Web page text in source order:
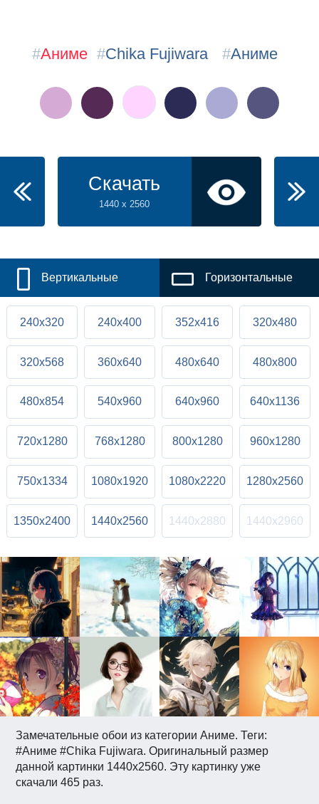
Замечательные обои из категории Аниме. Теги:
#Аниме #Chika Fujiwara. Оригинальный размер
данной картинки 1440x2560. Эту картинку уже
скачали 465 раз.
#Аниме #Chika Fujiwara #Аниме
Скачать
1440 x 2560
Вертикальные Горизонтальные
240x320 240x400 352x416 320x480
320x568 360x640 480x640 480x800
480x854 540x960 640x960 640x1136
720x1280 768x1280 800x1280 960x1280
750x1334 1080x1920 1080x2220 1280x2560
1350x2400 1440x2560 1440x2880 1440x2960